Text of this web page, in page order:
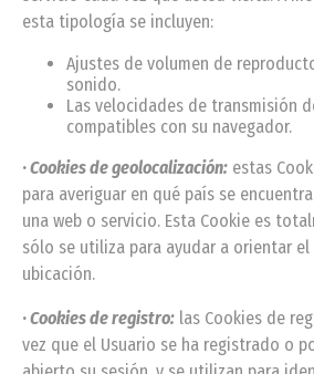
esta tipología se incluyen:
Ajustes de volumen de
sonido.
Las velocidades de transmisión
compatibles con su navegador.
·Cookies de geolocalización: estas
para averiguar en qué país se
una web o servicio. Esta Cookie es
sólo se utiliza para ayudar a orientar
ubicación.
·Cookies de registro: las Cookies de
vez que el Usuario se ha registrado o